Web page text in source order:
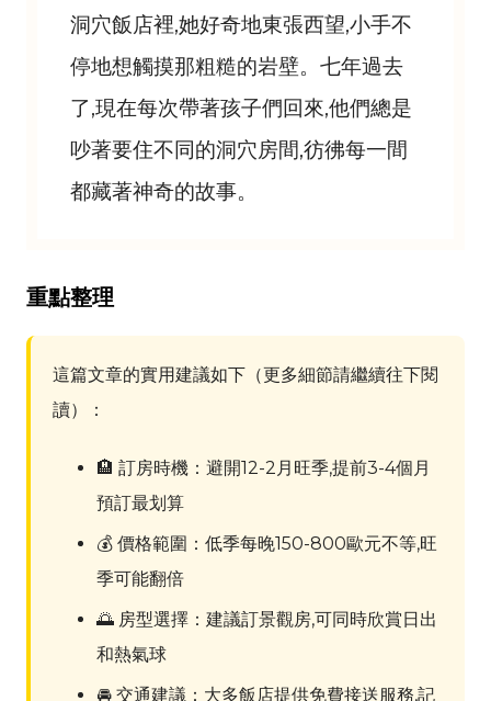
洞穴飯店裡,她好奇地東張西望,小手不
停地想觸摸那粗糙的岩壁。七年過去
了,現在每次帶著孩子們回來,他們總是
吵著要住不同的洞穴房間,彷彿每一間
都藏著神奇的故事。
重點整理
這篇文章的實用建議如下（更多細節請繼續往下閱
讀）：
🏨 訂房時機：避開12-2月旺季,提前3-4個月
預訂最划算
💰 價格範圍：低季每晚150-800歐元不等,旺
季可能翻倍
🌅 房型選擇：建議訂景觀房,可同時欣賞日出
和熱氣球
🚘 交通建議：大多飯店提供免費接送服務,記